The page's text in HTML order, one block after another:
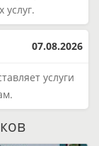
услуг.
07.08.2026
услуги